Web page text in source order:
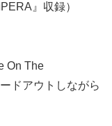
』収録）
On The
ドアウトしながら